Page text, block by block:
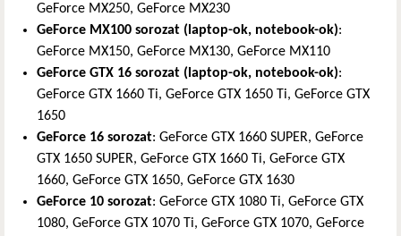
GeForce MX250, GeForce MX230
GeForce MX100 sorozat (laptop-ok, notebook-ok):
GeForce MX150, GeForce MX130, GeForce MX110
GeForce GTX 16 sorozat (laptop-ok, notebook-ok):
GeForce GTX 1660 Ti, GeForce GTX 1650 Ti, GeForce GTX
1650
GeForce 16 sorozat: GeForce GTX 1660 SUPER, GeForce
GTX 1650 SUPER, GeForce GTX 1660 Ti, GeForce GTX
1660, GeForce GTX 1650, GeForce GTX 1630
GeForce 10 sorozat: GeForce GTX 1080 Ti, GeForce GTX
1080, GeForce GTX 1070 Ti, GeForce GTX 1070, GeForce